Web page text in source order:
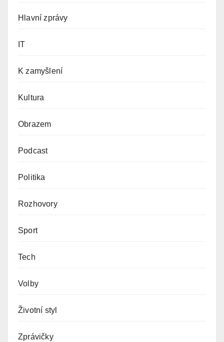
Hlavní zprávy
IT
K zamyšlení
Kultura
Obrazem
Podcast
Politika
Rozhovory
Sport
Tech
Volby
Životní styl
Zprávičky